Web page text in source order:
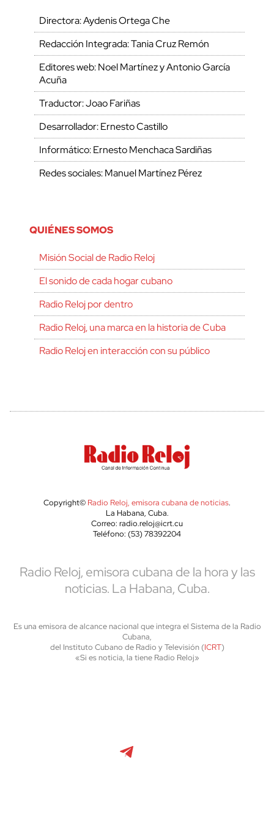
Directora: Aydenis Ortega Che
Redacción Integrada: Tania Cruz Remón
Editores web: Noel Martínez y Antonio García
Acuña
Traductor: Joao Fariñas
Desarrollador: Ernesto Castillo
Informático: Ernesto Menchaca Sardiñas
Redes sociales: Manuel Martínez Pérez
QUIÉNES SOMOS
Misión Social de Radio Reloj
El sonido de cada hogar cubano
Radio Reloj por dentro
Radio Reloj, una marca en la historia de Cuba
Radio Reloj en interacción con su público
Copyright© Radio Reloj, emisora cubana de noticias.
La Habana, Cuba.
Correo: radio.reloj@icrt.cu
Teléfono: (53) 78392204
Radio Reloj, emisora cubana de la hora y las
noticias. La Habana, Cuba.
Es una emisora de alcance nacional que integra el Sistema de la Radio
Cubana,
del Instituto Cubano de Radio y Televisión (ICRT)
«Si es noticia, la tiene Radio Reloj»